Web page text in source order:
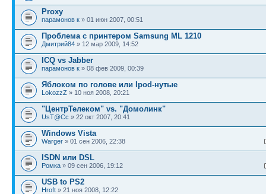
Proxy
парамонов к » 01 июн 2007, 00:51
Проблема с принтером Samsung ML 1210
Дмитрий84 » 12 мар 2009, 14:52
ICQ vs Jabber
парамонов к » 08 фев 2009, 00:39
Яблоком по голове или Ipod-нутые
LokozzZ » 10 ноя 2008, 20:21
"ЦентрТелеком" vs. "Домолинк"
UsT@Cc » 22 окт 2007, 20:41
Windows Vista
Warger » 01 сен 2006, 22:38
ISDN или DSL
Ромка » 09 сен 2006, 19:12
USB to PS2
Hroft » 21 ноя 2008, 12:22